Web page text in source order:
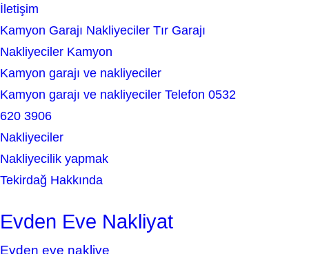
İletişim
Kamyon Garajı Nakliyeciler Tır Garajı
Nakliyeciler Kamyon
Kamyon garajı ve nakliyeciler
Kamyon garajı ve nakliyeciler Telefon 0532
620 3906
Nakliyeciler
Nakliyecilik yapmak
Tekirdağ Hakkında
Evden Eve Nakliyat
Evden eve nakliye